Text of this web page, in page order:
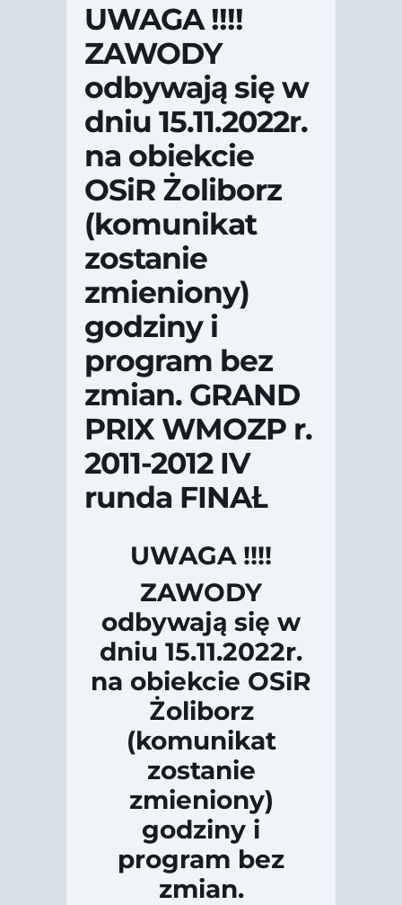
UWAGA !!!!
ZAWODY
odbywają się w
dniu 15.11.2022r.
na obiekcie
OSiR Żoliborz
(komunikat
zostanie
zmieniony)
godziny i
program bez
zmian. GRAND
PRIX WMOZP r.
2011-2012 IV
runda FINAŁ
UWAGA !!!!
ZAWODY
odbywają się w
dniu 15.11.2022r.
na obiekcie OSiR
Żoliborz
(komunikat
zostanie
zmieniony)
godziny i
program bez
zmian.